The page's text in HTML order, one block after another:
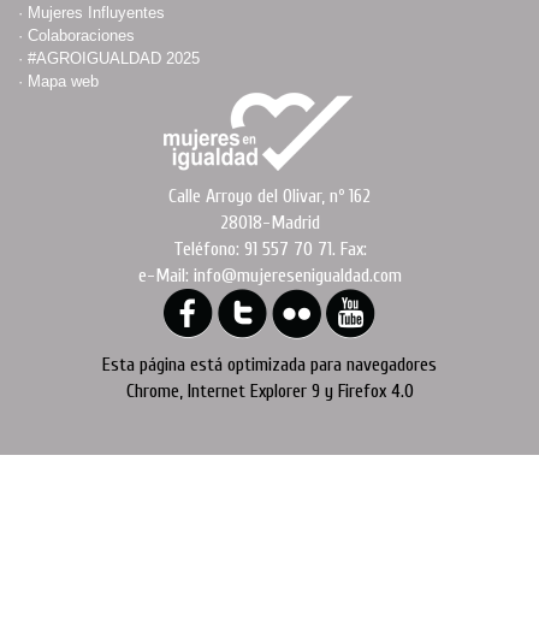
· Mujeres Influyentes
· Colaboraciones
· #AGROIGUALDAD 2025
· Mapa web
Calle Arroyo del Olivar, nº 162
28018-Madrid
Teléfono: 91 557 70 71. Fax:
e-Mail: info@mujeresenigualdad.com
Esta página está optimizada para navegadores
Chrome, Internet Explorer 9 y Firefox 4.0